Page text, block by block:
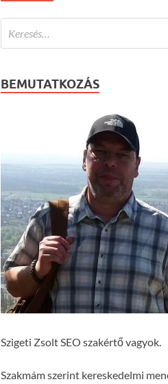
BEMUTATKOZÁS
Szigeti Zsolt SEO szakértő vagyok.
Szakmám szerint kereskedelmi